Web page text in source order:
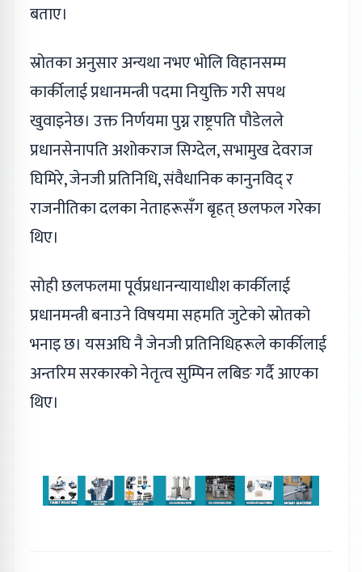
बताए।
स्रोतका अनुसार अन्यथा नभए भोलि विहानसम्म
कार्कीलाई प्रधानमन्त्री पदमा नियुक्ति गरी सपथ
खुवाइनेछ। उक्त निर्णयमा पुग्न राष्ट्रपति पौडेलले
प्रधानसेनापति अशोकराज सिग्देल, सभामुख देवराज
घिमिरे, जेनजी प्रतिनिधि, संवैधानिक कानुनविद् र
राजनीतिका दलका नेताहरूसँग बृहत् छलफल गरेका
थिए।
सोही छलफलमा पूर्वप्रधानन्यायाधीश कार्कीलाई
प्रधानमन्त्री बनाउने विषयमा सहमति जुटेको स्रोतको
भनाइ छ। यसअघि नै जेनजी प्रतिनिधिहरूले कार्कीलाई
अन्तरिम सरकारको नेतृत्व सुम्पिन लबिङ गर्दै आएका
थिए।